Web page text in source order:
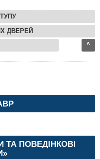
ДВЕРЕЙ
^
ТА ПОВЕДІНКОВІ